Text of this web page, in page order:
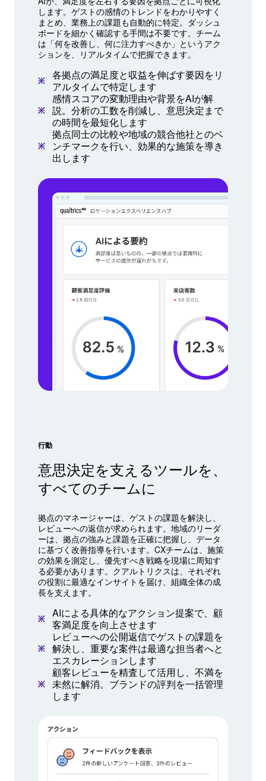
します。ゲストの感情のトレンドをわかりやすく
まとめ、業務上の課題も自動的に特定。ダッシュ
ボードを細かく確認する手間は不要です。チーム
は「何を改善し、何に注力すべきか」というアク
ションを、リアルタイムで把握できます。
各拠点の満足度と収益を伸ばす要因をリ
アルタイムで特定します
感情スコアの変動理由や背景をAIが解
説。分析の工数を削減し、意思決定まで
の時間を最短化します
拠点同士の比較や地域の競合他社とのベ
ンチマークを行い、効果的な施策を導き
出します
行動
意思決定を支えるツールを、
すべてのチームに
拠点のマネージャーは、ゲストの課題を解決し、
レビューへの返信が求められます。地域のリーダ
ーは、拠点の強みと課題を正確に把握し、データ
に基づく改善指導を行います。CXチームは、施策
の効果を測定し、優先すべき戦略を現場に周知す
る必要があります。クアルトリクスは、それぞれ
の役割に最適なインサイトを届け、組織全体の成
長を支えます。
AIによる具体的なアクション提案で、顧
客満足度を向上させます
レビューへの公開返信でゲストの課題を
解決し、重要な案件は最適な担当者へと
エスカレーションします
顧客レビューを精査して活用し、不満を
未然に解消。ブランドの評判を一括管理
します